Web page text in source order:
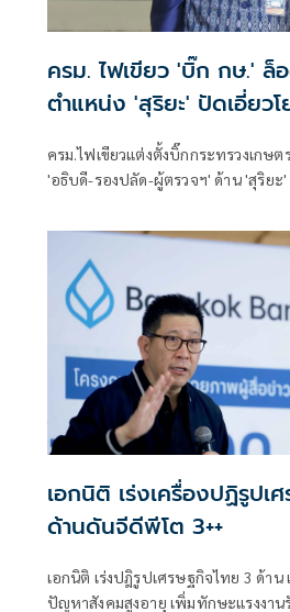
ครม. ไฟเขียว 'บิ๊ก กษ.' ล็
ตำแหน่ง 'สุริยะ' ปัดเอี่ยว
ครม.ไฟเขียวแต่งตั้งบิ๊กกระทรวงเกษ
'อธิบดี-รองปลัด-ผู้ตรวจฯ' ด้าน 'สุริยะ
เอกนิติ เร่งเครื่องปฏิรูปเ
ด้านดันจีดีพีโต 3++
เอกนิติ เร่งปฎิรูปเศรษฐกิจไทย 3 ด้า
ปัญหาสังคมสูงอายุ เพิ่มทักษะแรงงา